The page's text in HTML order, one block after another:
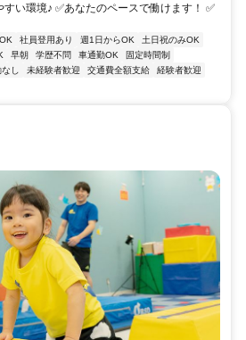
い環境♪ ✅あなたのペースで働けます！ ✅
社員登用あり 週1日からOK
土日祝のみOK
早朝 学歴不問 車通勤OK
固定時間制
し 未経験者歓迎 交通費全額支給
経験者歓迎